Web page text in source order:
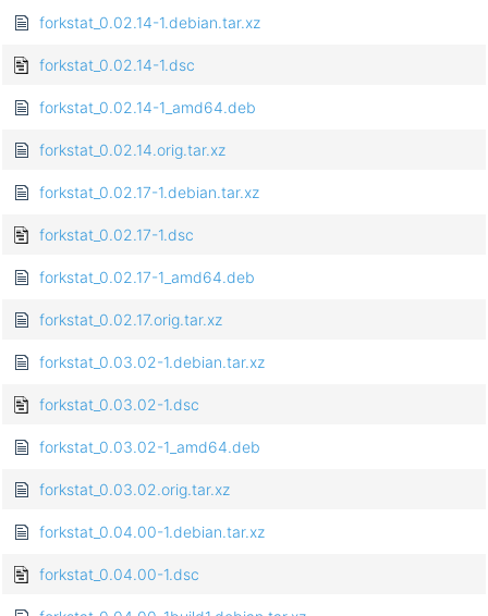
forkstat_0.02.14-1.debian.tar.xz
forkstat_0.02.14-1.dsc
forkstat_0.02.14-1_amd64.deb
forkstat_0.02.14.orig.tar.xz
forkstat_0.02.17-1.debian.tar.xz
forkstat_0.02.17-1.dsc
forkstat_0.02.17-1_amd64.deb
forkstat_0.02.17.orig.tar.xz
forkstat_0.03.02-1.debian.tar.xz
forkstat_0.03.02-1.dsc
forkstat_0.03.02-1_amd64.deb
forkstat_0.03.02.orig.tar.xz
forkstat_0.04.00-1.debian.tar.xz
forkstat_0.04.00-1.dsc